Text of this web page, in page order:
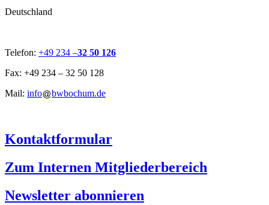
Deutschland
Telefon: +49 234 –32 50 126
Fax: +49 234 – 32 50 128
Mail: info bwbochum.de
Kontaktformular
Zum Internen Mitgliederbereich
Newsletter abonnieren